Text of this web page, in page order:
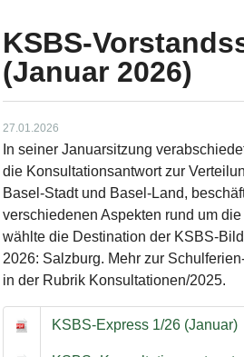
KSBS-
(Januar 2026)
27.01.2026
In seiner Januarsitzung
die Konsultationsantwort zur
Basel-Stadt und Basel-Land,
verschiedenen Aspekten rund um
wählte die Destination der KSBS-
2026: Salzburg. Mehr zur
in der Rubrik Konsultationen/2025.
KSBS-Express 1/26 (Januar)